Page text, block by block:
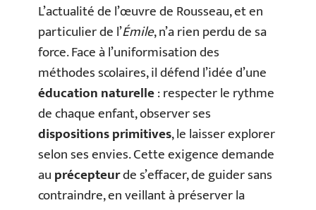
L’actualité de l’œuvre de Rousseau, et en
particulier de l’Émile, n’a rien perdu de sa
force. Face à l’uniformisation des
méthodes scolaires, il défend l’idée d’une
éducation naturelle: respecter le rythme
de chaque enfant, observer ses
dispositions primitives, le laisser explorer
selon ses envies. Cette exigence demande
auprécepteurde s’effacer, de guider sans
contraindre, en veillant à préserver la